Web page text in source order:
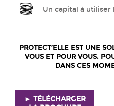
Un capital à utiliser
PROTECT’ELLE EST UNE
VOUS ET POUR VOUS,
DANS CES
► TÉLÉCHARGER